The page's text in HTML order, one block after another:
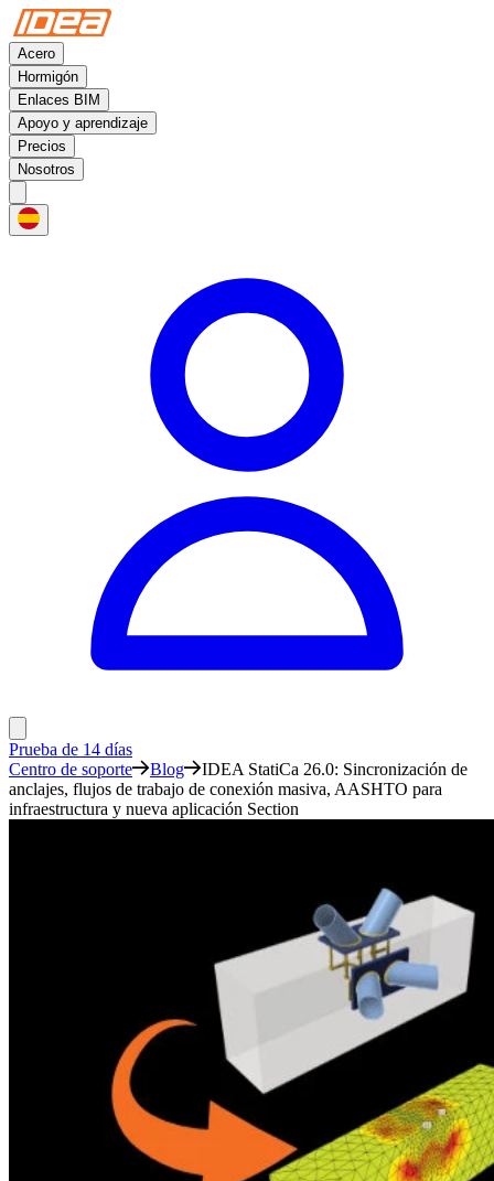
Acero
Hormigón
Enlaces BIM
Apoyo y aprendizaje
Precios
Nosotros
Prueba de 14 días
Centro de soporte
Blog
IDEA StatiCa 26.0: Sincronización de
anclajes, flujos de trabajo de conexión masiva, AASHTO para
infraestructura y nueva aplicación Section